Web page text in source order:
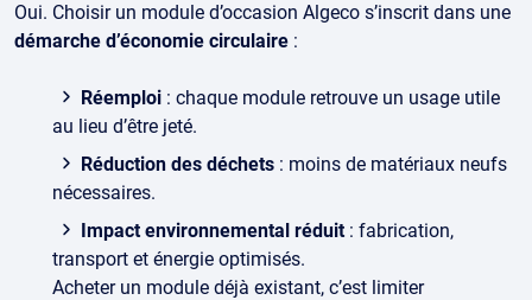
Oui. Choisir un module d’occasion Algeco s’inscrit dans une
démarche d’économie circulaire :
Réemploi : chaque module retrouve un usage utile
au lieu d’être jeté.
Réduction des déchets : moins de matériaux neufs
nécessaires.
Impact environnemental réduit: fabrication,
transport et énergie optimisés.
Acheter un module déjà existant, c’est limiter